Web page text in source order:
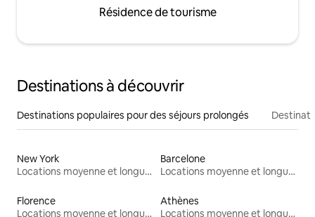
Résidence de tourisme
Destinations à découvrir
Destinations populaires pour des séjours prolongés
New York
Locations moyenne et longue durée
Barcelone
Locations moyenne et longue durée
Florence
Locations moyenne et longue durée
Athènes
Locations moyenne et longue durée